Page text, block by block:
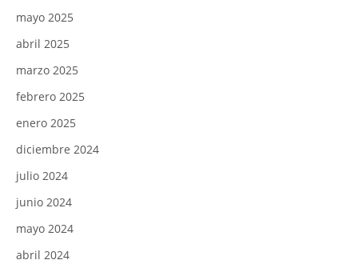
mayo 2025
abril 2025
marzo 2025
febrero 2025
enero 2025
diciembre 2024
julio 2024
junio 2024
mayo 2024
abril 2024